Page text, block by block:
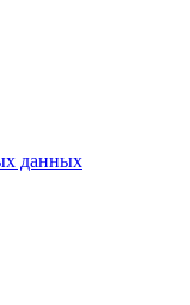
данных